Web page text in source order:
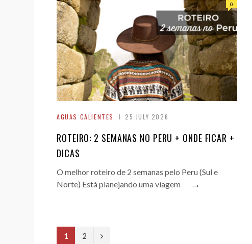
AGUAS CALIENTES 25 JULY 2026
0
ROTEIRO: 2 SEMANAS NO PERU + ONDE FICAR +
DICAS
O melhor roteiro de 2 semanas pelo Peru (Sul e
Norte) Está planejando uma viagem
→
1 2
N